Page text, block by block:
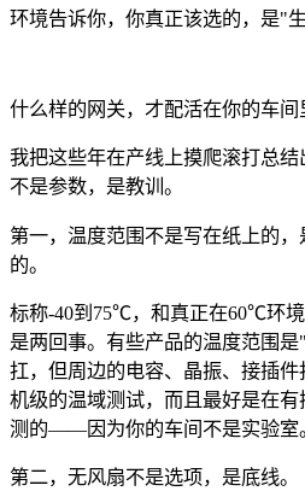
环境告诉你，你真正该选的，是"
什么样的网关，才配活在你的车间
我把这些年在产线上摸爬滚打总结
不是参数，是教训。
第一，温度范围不是写在纸上的
的。
标称-40到75℃，和真正在60℃环境
是两回事。有些产品的温度范围
扛，但周边的电容、晶振、接插
机级的温域测试，而且最好是在
测的——因为你的车间不是实验室
第二，无风扇不是选项，是底线。